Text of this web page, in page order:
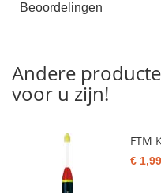
Beoordelingen
Andere
voor u zijn!
FTM
€ 1,99